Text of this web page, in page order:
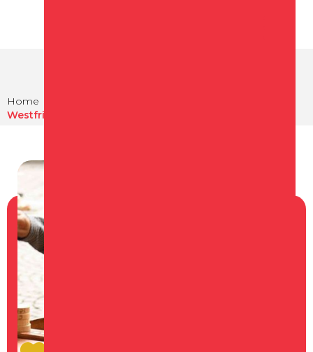
Home
Westfriese Markt - Dag van het Kind